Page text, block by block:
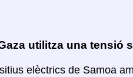
utilitza una tensió
elèctrics de Samoa